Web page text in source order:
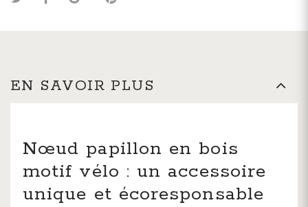
EN SAVOIR PLUS
Nœud papillon en bois
motif vélo : un accessoire
unique et écoresponsable